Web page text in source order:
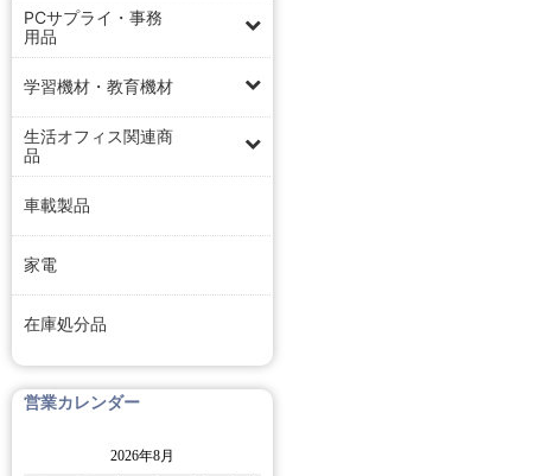
PCサプライ・事務
用品
学習機材・教育機材
生活オフィス関連商
品
車載製品
家電
在庫処分品
営業カレンダー
2026年8月